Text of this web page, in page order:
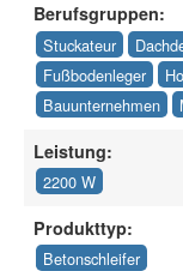
Berufsgruppen:
Stuckateur
Fußbodenleger
Bauunternehmen
Leistung:
2200 W
Produkttyp:
Betonschleifer